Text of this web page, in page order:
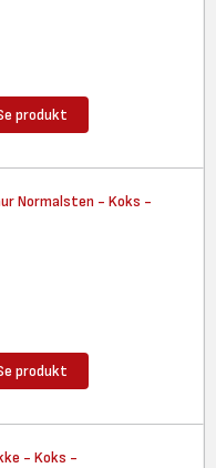
produkt
Normalsten - Koks -
produkt
- Koks -